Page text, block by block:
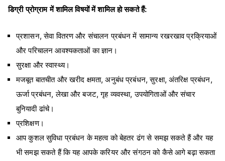
डिग्री प्रोग्राम में शामिल विषयों में शामिल हो सकते हैं:
प्रशासन, सेवा वितरण और संचालन प्रबंधन में सामान्य रखरखाव प्रक्रियाओं
और परिचालन आवश्यकताओं का ज्ञान।
सुरक्षा और स्वास्थ्य।
मजबूत बातचीत और खरीद क्षमता, अनुबंध प्रबंधन, सुरक्षा, अंतरिक्ष प्रबंधन,
ऊर्जा प्रबंधन, लेखा और बजट, गृह व्यवस्था, उपयोगिताओं और संचार
बुनियादी ढांचे।
प्रशिक्षण।
आप कुशल सुविधा प्रबंधन के महत्व को बेहतर ढंग से समझ सकते हैं और यह
भी समझ सकते हैं कि यह आपके करियर और संगठन को कैसे आगे बढ़ा सकता